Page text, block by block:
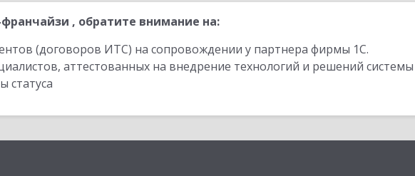
, обратите внимание на:
(договоров ИТС) на сопровождении у партнера фирмы 1С.
аттестованных на внедрение технологий и решений
статуса